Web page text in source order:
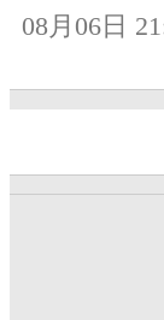
08月06日